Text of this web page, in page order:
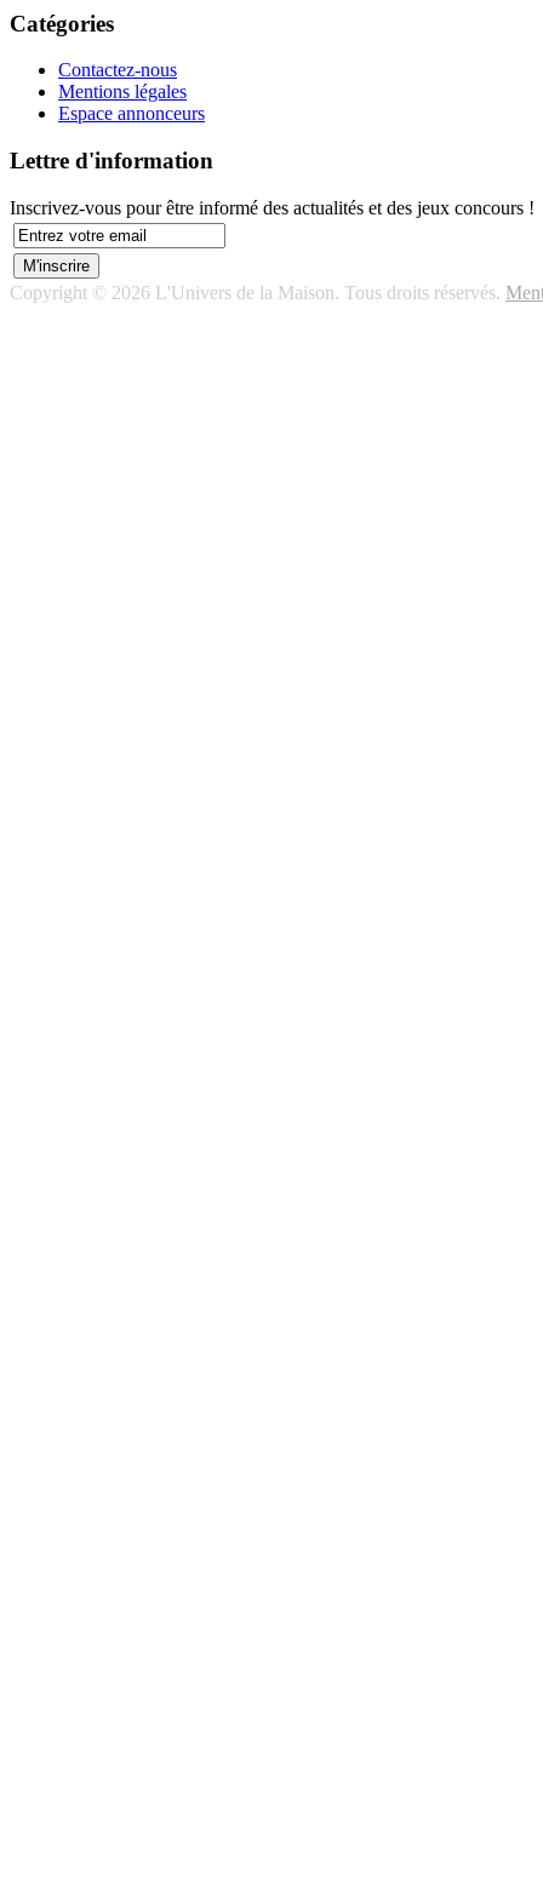
Catégories
Contactez-nous
Mentions légales
Espace annonceurs
Lettre d'information
Inscrivez-vous pour être informé des actualités et des jeux concours !
Copyright © 2026 L'Univers de la Maison. Tous droits réservés.